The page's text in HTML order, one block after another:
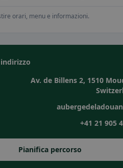
orari, menu e informazioni.
Av. de Billens 2, 1510
+41 21 905
Pianifica percorso